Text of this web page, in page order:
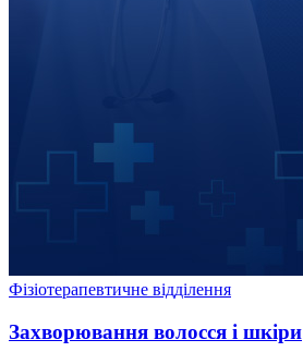
Фізіотерапевтичне відділення
Захворювання волосся і шкіри